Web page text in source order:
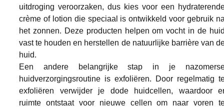
uitdroging veroorzaken, dus kies voor een
crème of lotion die speciaal is ontwikkeld voor gebruik
het zonnen. Deze producten helpen om vocht in de
vast te houden en herstellen de natuurlijke barrière van
huid.
Een andere belangrijke stap in je
huidverzorgingsroutine is exfoliëren. Door regelmatig
exfoliëren verwijder je dode huidcellen, waardoor
ruimte ontstaat voor nieuwe cellen om naar voren